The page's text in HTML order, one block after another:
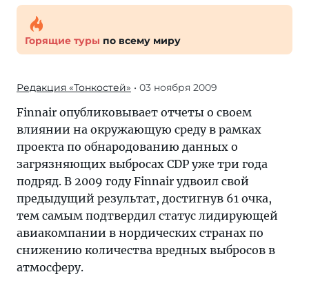
Горящие туры по всему миру
Редакция «Тонкостей» • 03 ноября 2009
Finnair опубликовывает отчеты о своем
влиянии на окружающую среду в рамках
проекта по обнародованию данных о
загрязняющих выбросах СDP уже три года
подряд. В 2009 году Finnair удвоил свой
предыдущий результат, достигнув 61 очка,
тем самым подтвердил статус лидирующей
авиакомпании в нордических странах по
снижению количества вредных выбросов в
атмосферу.